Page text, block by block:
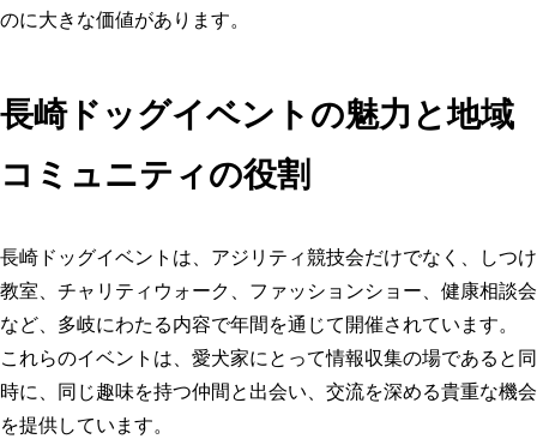
のに大きな価値があります。
長崎ドッグイベントの魅力と地域
コミュニティの役割
長崎ドッグイベント は、アジリティ競技会だけでなく、しつけ
教室、チャリティウォーク、ファッションショー、健康相談会
など、多岐にわたる内容で年間を通じて開催されています。
これらのイベントは、愛犬家にとって情報収集の場であると同
時に、同じ趣味を持つ仲間と出会い、交流を深める貴重な機会
を提供しています。